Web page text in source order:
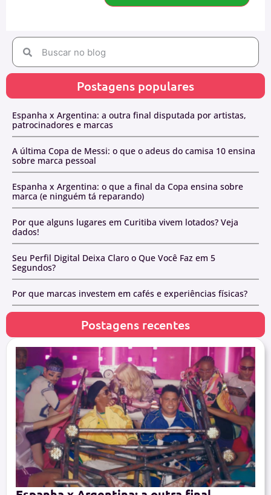
Postagens populares
Espanha x Argentina: a outra final disputada por artistas,
patrocinadores e marcas
A última Copa de Messi: o que o adeus do camisa 10 ensina
sobre marca pessoal
Espanha x Argentina: o que a final da Copa ensina sobre
marca (e ninguém tá reparando)
Por que alguns lugares em Curitiba vivem lotados? Veja
dados!
Seu Perfil Digital Deixa Claro o Que Você Faz em 5
Segundos?
Por que marcas investem em cafés e experiências físicas?
Postagens recentes